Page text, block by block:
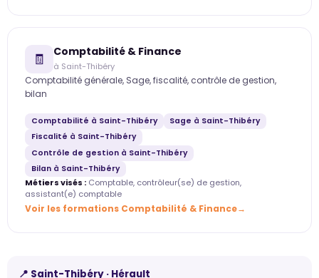
🧾 Comptabilité & Finance
à Saint-Thibéry
Comptabilité générale, Sage, fiscalité, contrôle de gestion,
bilan
Comptabilité à Saint-Thibéry
Sage à Saint-Thibéry
Fiscalité à Saint-Thibéry
Contrôle de gestion à Saint-Thibéry
Bilan à Saint-Thibéry
Métiers visés : Comptable, contrôleur(se) de gestion,
assistant(e) comptable
Voir les formations Comptabilité & Finance
📍 Saint-Thibéry · Hérault